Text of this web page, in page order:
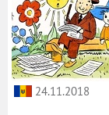
24.11.2018